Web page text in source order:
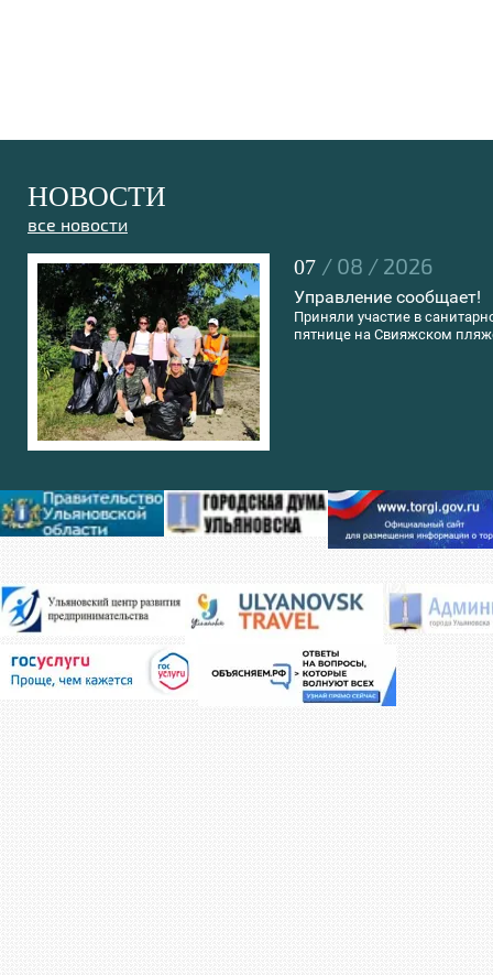
НОВОСТИ
все новости
07 / 08 / 2026
Управление сообщает!
Приняли участие в
пятнице на Свияжском